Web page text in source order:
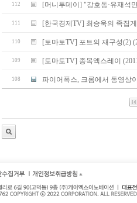
112 [머니투데이] "강호동·유재석
111 [한국경제TV] 최승욱의 족집
110 [토마토TV] 포트의 재구성(2)
109 [토마토TV] 종목엑스레이
108 파이어폭스, 크롬에서 동영상
*